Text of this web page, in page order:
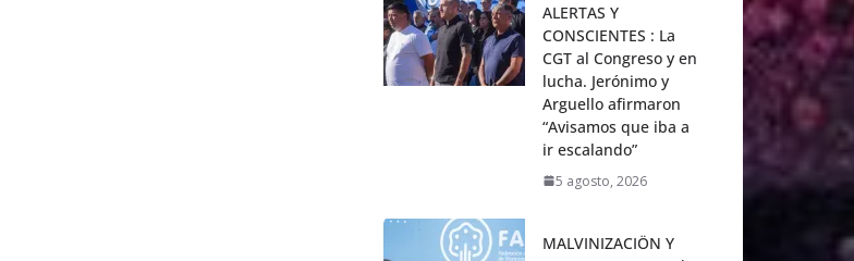
ALERTAS Y
CONSCIENTES : La
CGT al Congreso y en
lucha. Jerónimo y
Arguello afirmaron
“Avisamos que iba a
ir escalando”
5 agosto, 2026
MALVINIZACIÖN Y